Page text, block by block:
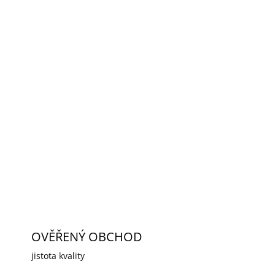
OVĚŘENÝ OBCHOD
jistota kvality